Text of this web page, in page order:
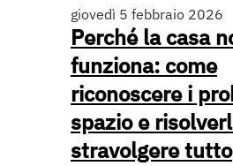
giovedì 5 febbraio 2026
Perché la casa
funziona: come
riconoscere i
spazio e
stravolgere tutto